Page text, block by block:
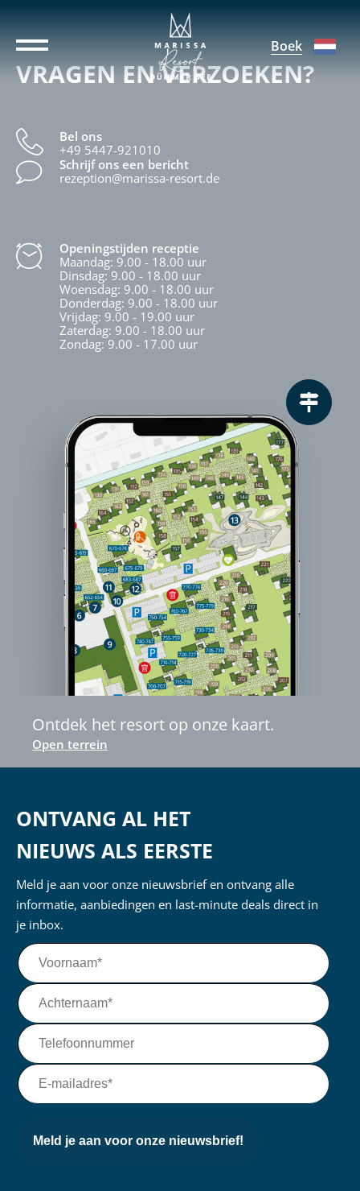
Boek
VRAGEN EN VERZOEKEN?
Bel ons
+49 5447-921010
Schrijf ons een bericht
rezeption@marissa-resort.de
Openingstijden receptie
Maandag: 9.00 - 18.00 uur
Dinsdag: 9.00 - 18.00 uur
Woensdag: 9.00 - 18.00 uur
Donderdag: 9.00 - 18.00 uur
Vrijdag: 9.00 - 19.00 uur
Zaterdag: 9.00 - 18.00 uur
Zondag: 9.00 - 17.00 uur
Ontdek het resort op onze kaart.
Open terrein
ONTVANG AL HET
NIEUWS ALS EERSTE
Meld je aan voor onze nieuwsbrief en ontvang alle
informatie, aanbiedingen en last-minute deals direct in
je inbox.
Meld je aan voor onze nieuwsbrief!